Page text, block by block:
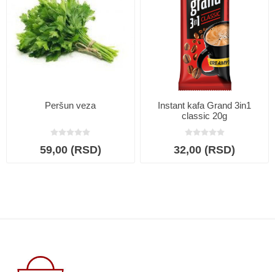
Peršun veza
59,00 (RSD)
Instant kafa Grand 3in1
classic 20g
32,00 (RSD)